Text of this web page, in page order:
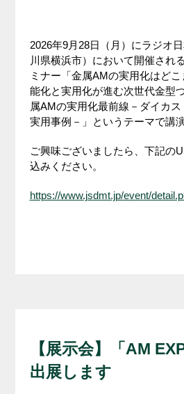
2026年9月28日（月）にラジオ
川県横浜市）において開催され
ミナー「金属AMの実用化はど
能化と実用化が進む次世代金型
属AMの実用化最前線－ダイカ
実用事例－」というテーマで講
ご興味ございましたら、下記の
込みください。
https://www.jsdmt.jp/event/
【展示会】「AM
出展します